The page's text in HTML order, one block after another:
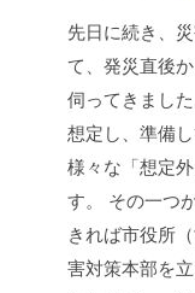
先日に続き、
て、発災直後
伺ってきました
想定し、準備
様々な「想定
す。
その一つ
きれば市役所
害対策本部を